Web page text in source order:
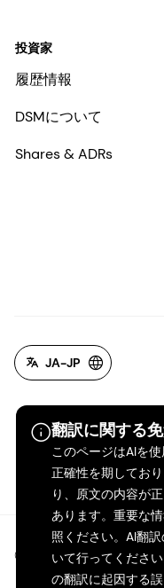
翻訳に関する
このページはAIを
正確性を期してお
り、原文の内容が
あります。重要な
照ください。AI翻
いて行ってくださ
の翻訳に起因する
投資家
履歴情報
DSMについて
Shares & ADRs
JA-JP
©2026 dsm-firmenich